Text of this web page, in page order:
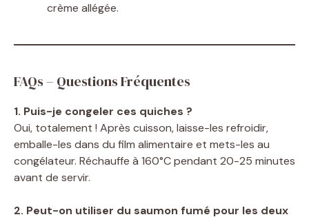
crème allégée.
FAQs – Questions Fréquentes
1. Puis-je congeler ces quiches ?
Oui, totalement ! Après cuisson, laisse-les refroidir,
emballe-les dans du film alimentaire et mets-les au
congélateur. Réchauffe à 160°C pendant 20-25 minutes
avant de servir.
2. Peut-on utiliser du saumon fumé pour les deux